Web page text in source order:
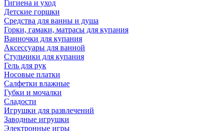
Гигиена и уход
Детские горшки
Средства для ванны и душа
Горки, гамаки, матрасы для купания
Ванночки для купания
Аксессуары для ванной
Стульчики для купания
Гель для рук
Носовые платки
Салфетки влажные
Губки и мочалки
Сладости
Игрушки для развлечений
Заводные игрушки
Электронные игры